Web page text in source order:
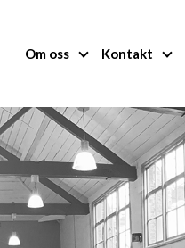
Om oss Kontakt